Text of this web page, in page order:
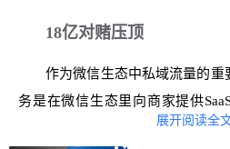
18亿对赌压顶
作为微信生态中私域流量的重
务是在微信生态里向商家提供
播、卖课程、管理客户关系、处理
展开阅读全